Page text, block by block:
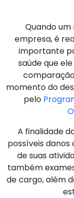
Quando
empresa, é
importante
saúde que
momento do
pelo
A finalidade
possíveis
de suas
também
de cargo, além